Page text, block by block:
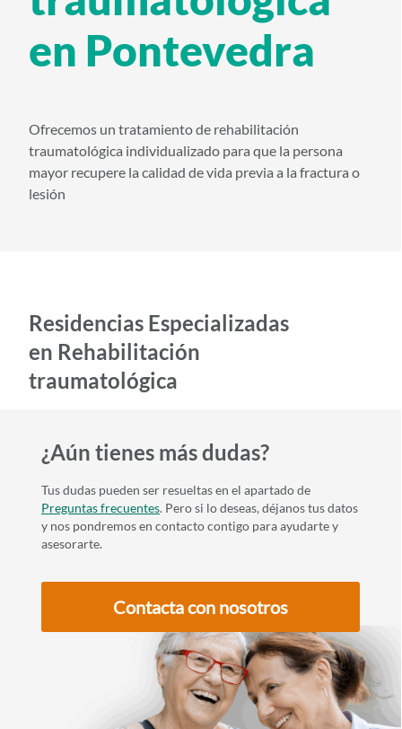
o
n
en Pontevedra
Ofrecemos un tratamiento de rehabilitación
traumatológica individualizado para que la persona
mayor recupere la calidad de vida previa a la fractura o
lesión
Residencias Especializadas
en Rehabilitación
traumatológica
¿Aún tienes más dudas?
Tus dudas pueden ser resueltas en el apartado de
Preguntas frecuentes. Pero si lo deseas, déjanos tus datos
y nos pondremos en contacto contigo para ayudarte y
asesorarte.
Contacta con nosotros